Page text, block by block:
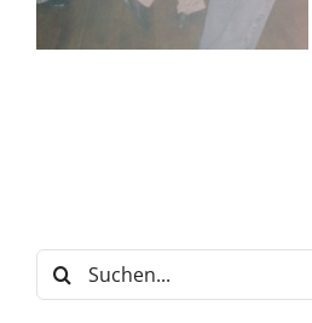
Suche
nach: